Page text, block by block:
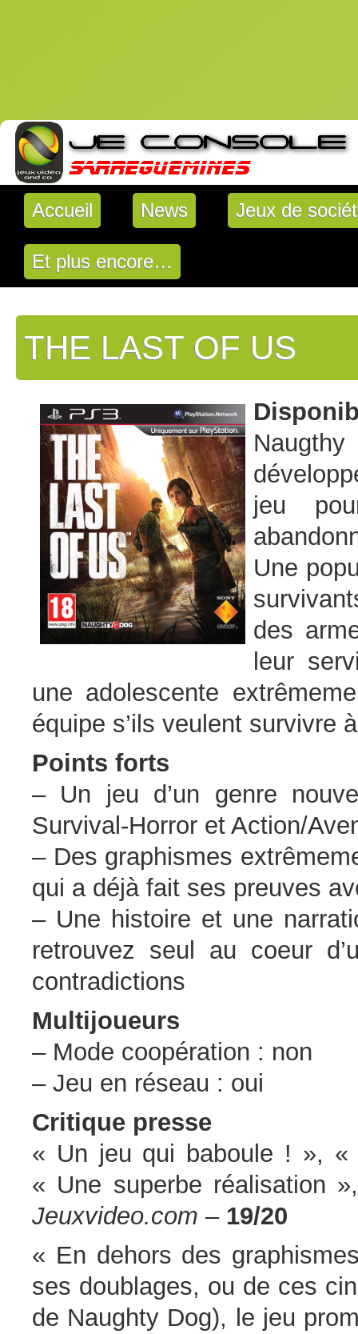
Accueil News Jeux de
Et plus encore…
THE LAST OF US
jeu
Une
des
leur
une adolescente
équipe s’ils veulent
Points forts
– Un jeu d’un genre
Survival-Horror et Action/
– Des graphismes
qui a déjà fait ses preuves
– Une histoire et une
retrouvez seul au coeur
contradictions
Multijoueurs
– Mode coopération : non
– Jeu en réseau : oui
Critique presse
« Un jeu qui baboule ! », «
« Une superbe réalisation
Jeuxvideo.com – 19/20
« En dehors des
ses doublages, ou de ces
de Naughty Dog), le jeu